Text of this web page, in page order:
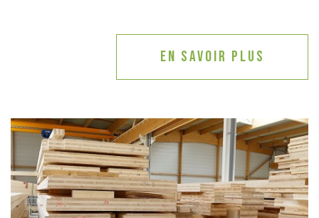
En savoir plus